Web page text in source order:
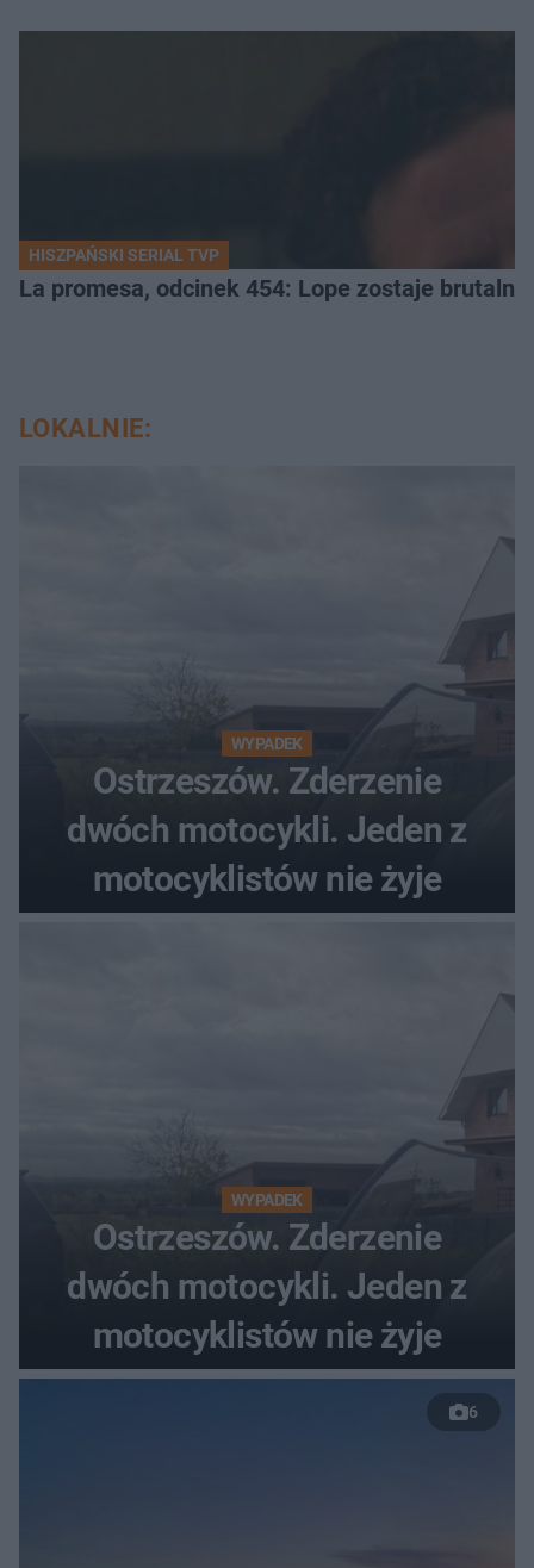
HISZPAŃSKI SERIAL TVP
La promesa, odcinek 454: Lope zostaje
LOKALNIE:
WYPADEK
Ostrzeszów. Zderzenie
dwóch motocykli. Jeden z
motocyklistów nie żyje
WYPADEK
Ostrzeszów. Zderzenie
dwóch motocykli. Jeden z
motocyklistów nie żyje
6